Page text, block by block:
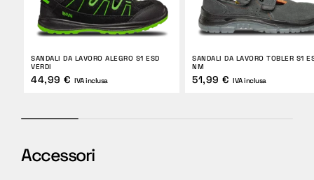
SANDALI DA LAVORO ALEGRO S1 ESD
VERDI
44,99 € IVA inclusa
SANDALI DA LAVORO TOBLER S1
NM
51,99 € IVA inclusa
Accessori